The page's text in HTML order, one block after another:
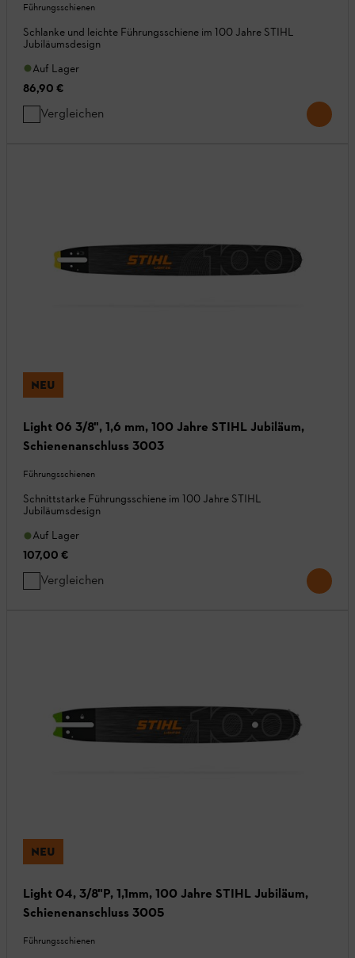
Führungsschienen
Schlanke und leichte Führungsschiene im 100 Jahre STIHL
Jubiläumsdesign
Auf Lager
86,90 €
Vergleichen
NEU
Light 06 3/8", 1,6 mm, 100 Jahre STIHL Jubiläum,
Schienenanschluss 3003
Führungsschienen
Schnittstarke Führungsschiene im 100 Jahre STIHL
Jubiläumsdesign
Auf Lager
107,00 €
Vergleichen
NEU
Light 04, 3/8"P, 1,1mm, 100 Jahre STIHL Jubiläum,
Schienenanschluss 3005
Führungsschienen